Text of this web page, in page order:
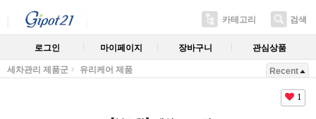
카테고리 검색
로그인 마이페이지 장바구니 관심상품
세차관리 제품군 유리케어 제품 Recent
1